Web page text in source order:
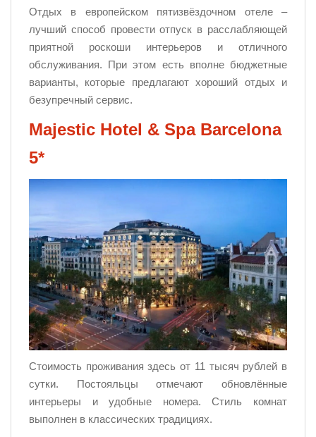
Отдых в европейском пятизвёздочном отеле –
лучший способ провести отпуск в расслабляющей
приятной роскоши интерьеров и отличного
обслуживания. При этом есть вполне бюджетные
варианты, которые предлагают хороший отдых и
безупречный сервис.
Majestic Hotel & Spa Barcelona
5*
Стоимость проживания здесь от 11 тысяч рублей в
сутки. Постояльцы отмечают обновлённые
интерьеры и удобные номера. Стиль комнат
выполнен в классических традициях.